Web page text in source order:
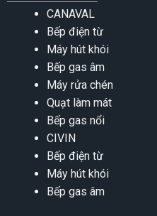
CANAVAL
Bếp điện từ
Máy hút khói
Bếp gas âm
Máy rửa chén
Quạt làm mát
Bếp gas nổi
CIVIN
Bếp điện từ
Máy hút khói
Bếp gas âm